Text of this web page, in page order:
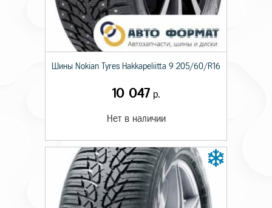
Шины Nokian Tyres Hakkapeliitta 9 205/60/R16
10 047 р.
Нет в наличии